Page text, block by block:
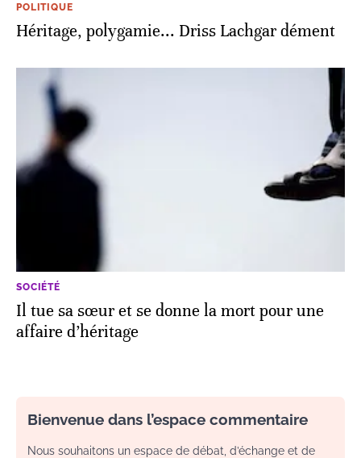
POLITIQUE
Héritage, polygamie... Driss Lachgar dément
SOCIÉTÉ
Il tue sa sœur et se donne la mort pour une
affaire d’héritage
Bienvenue dans l’espace commentaire
Nous souhaitons un espace de débat, d’échange et de